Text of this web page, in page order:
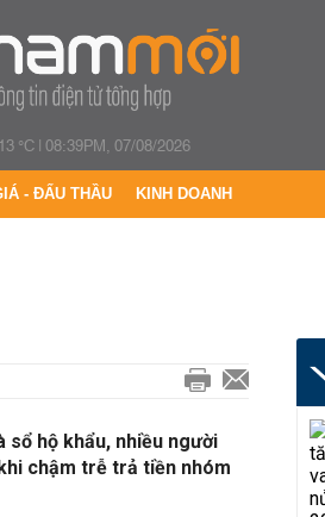
°C|08:39PM, 07/08/2026
- ĐẤU THẦU KINH DOANH
sổ hộ khẩu, nhiều người
chậm trễ trả tiền nhóm